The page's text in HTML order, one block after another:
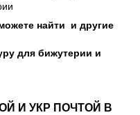
найти и другие
для бижутерии и
И УКР ПОЧТОЙ В